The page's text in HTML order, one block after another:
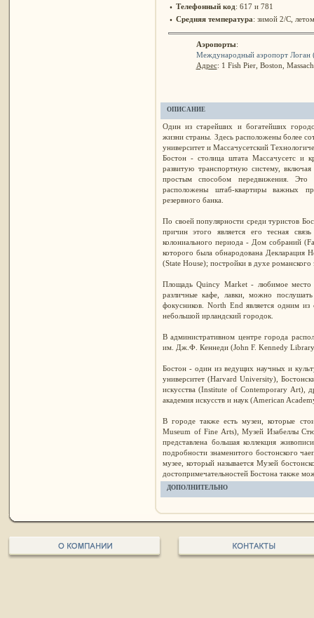
• Телефонный код: 617 и 781
• Средняя температура: зимой 2/C,
Аэропорты:
Международный аэропорт Логан
Адрес: 1 Fish Pier, Boston,
ОПИСАНИЕ
Один из старейших и богатейших
жизни страны. Здесь расположены более
университет и Массачусетский
Бостон - столица штата Массачусетс и
развитую транспортную систему,
простым способом передвижения. Это
расположены штаб-квартиры важных
резервного банка.
По своей популярности среди туристов
причин этого является его тесная
колониального периода - Дом собраний
которого была обнародована Декларация
(State House); постройки в духе
Площадь Quincy Market - любимое место
различные кафе, лавки, можно
фокусников. North End является одним
небольшой ирландский городок.
В административном центре города
им. Дж.Ф. Кеннеди (John F. Kennedy
Бостон - один из ведущих научных и
университет (Harvard University),
искусства (Institute of Contemporary Art),
академия искусств и наук (American
В городе также есть музеи, которые
Museum of Fine Arts), Музей Изабеллы
представлена большая коллекция
подробности знаменитого бостонского
музее, который называется Музей
достопримечательностей Бостона также
ДОПОЛНИТЕЛЬНО